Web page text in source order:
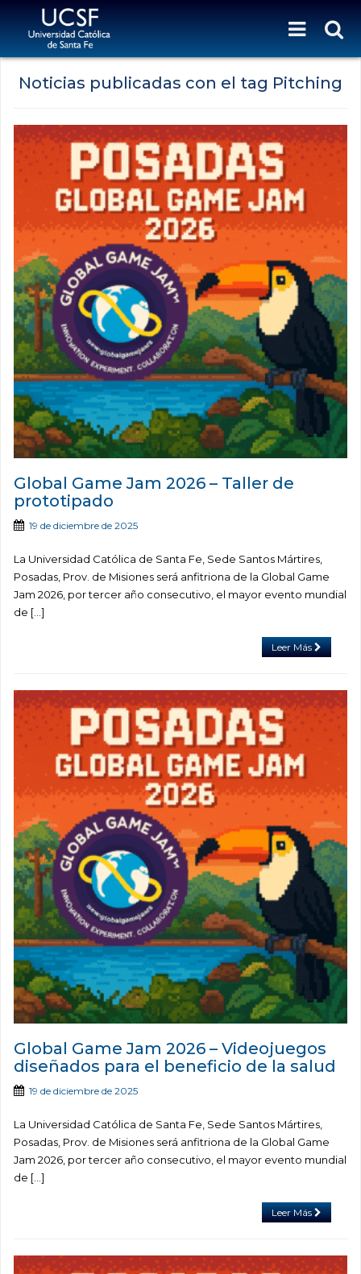
Noticias publicadas con el tag Pitching
Global Game Jam 2026 – Taller de
prototipado
19 de diciembre de 2025
La Universidad Católica de Santa Fe, Sede Santos Mártires,
Posadas, Prov. de Misiones será anfitriona de la Global Game
Jam 2026, por tercer año consecutivo, el mayor evento mundial
de […]
Leer Más
Global Game Jam 2026 – Videojuegos
diseñados para el beneficio de la salud
19 de diciembre de 2025
La Universidad Católica de Santa Fe, Sede Santos Mártires,
Posadas, Prov. de Misiones será anfitriona de la Global Game
Jam 2026, por tercer año consecutivo, el mayor evento mundial
de […]
Leer Más